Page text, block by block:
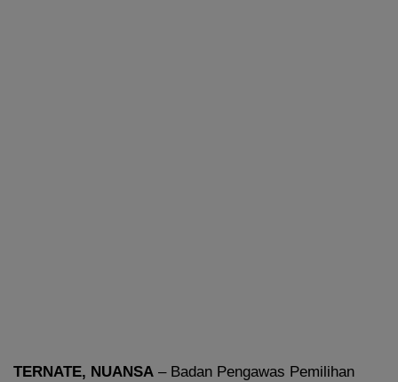
TERNATE, NUANSA – Badan Pengawas Pemilihan